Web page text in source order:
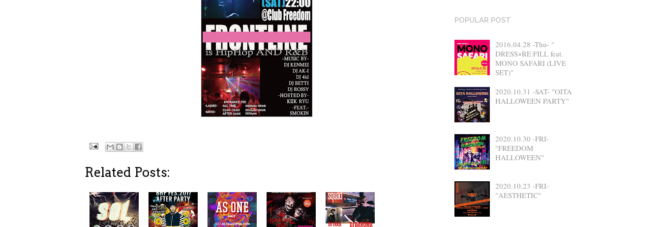
Related Posts:
POPULAR POST
2016.04.28 -Thu- "
DRESS×RE:FILL feat.
MONO SAFARI (LIVE
SET)"
2020.10.31 -SAT- "OITA
HALLOWEEN PARTY"
2020.10.30 -FRI-
"FREEDOM
HALLOWEEN"
2020.10.23 -FRI-
"AESTHETIC"